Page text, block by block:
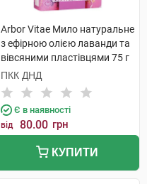
Arbor Vitae Мило натуральне
з ефірною олією лаванди та
вівсяними пластівцями 75 г
1 шт
ПКК ДНД
Є в наявності
від 80.00 грн
КУПИТИ